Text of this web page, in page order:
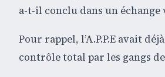
a-t-il conclu dans un
Pour rappel, l’A.P.P.E avait
contrôle total par les gangs